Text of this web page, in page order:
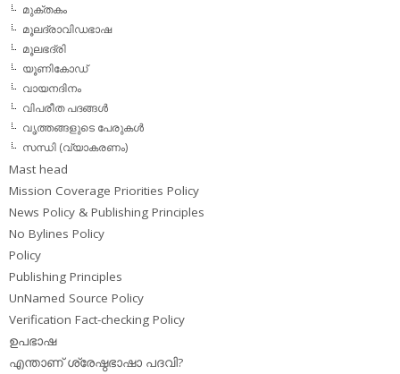
മുക്തകം
മൂലദ്രാവിഡഭാഷ
മൂലഭദ്രി
യൂണികോഡ്
വായനദിനം
വിപരീത പദങ്ങള്‍
വൃത്തങ്ങളുടെ പേരുകള്‍
സന്ധി (വ്യാകരണം)
Mast head
Mission Coverage Priorities Policy
News Policy & Publishing Principles
No Bylines Policy
Policy
Publishing Principles
UnNamed Source Policy
Verification Fact-checking Policy
ഉപഭാഷ
എന്താണ് ശ്രേഷ്ഠഭാഷാ പദവി?